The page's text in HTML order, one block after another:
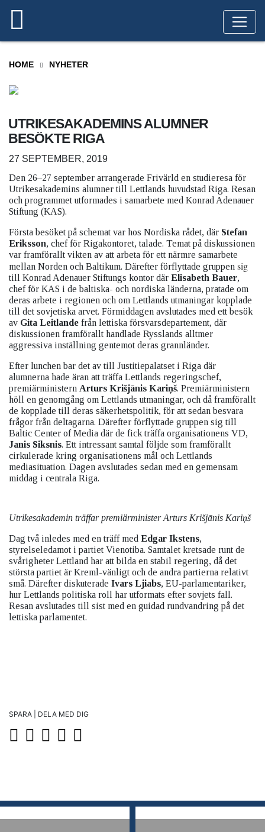
HOME NYHETER
UTRIKESAKADEMINS ALUMNER
BESÖKTE RIGA
27 SEPTEMBER, 2019
Den 26–27 september arrangerade Frivärld en studieresa för
Utrikesakademins alumner till Lettlands huvudstad Riga. Resan
och programmet utformades i samarbete med Konrad Adenauer
Stiftung (KAS).
Första besöket på schemat var hos Nordiska rådet, där Stefan
Eriksson, chef för Rigakontoret, talade. Temat på diskussionen
var framförallt vikten av att arbeta för ett närmre samarbete
mellan Norden och Baltikum. Därefter förflyttade gruppen sig
till Konrad Adenauer Stiftungs kontor där Elisabeth Bauer,
chef för KAS i de baltiska- och nordiska länderna, pratade om
deras arbete i regionen och om Lettlands utmaningar kopplade
till det sovjetiska arvet. Förmiddagen avslutades med ett besök
av Gita Leitlande från lettiska försvarsdepartement, där
diskussionen framförallt handlade Rysslands alltmer
aggressiva inställning gentemot deras grannländer.
Efter lunchen bar det av till Justitiepalatset i Riga där
alumnerna hade äran att träffa Lettlands regeringschef,
premiärministern Arturs Krišjānis Kariņš. Premiärministern
höll en genomgång om Lettlands utmaningar, och då framförallt
de kopplade till deras säkerhetspolitik, för att sedan besvara
frågor från deltagarna. Därefter förflyttade gruppen sig till
Baltic Center of Media där de fick träffa organisationens VD,
Janis Siksnis. Ett intressant samtal följde som framförallt
cirkulerade kring organisationens mål och Lettlands
mediasituation. Dagen avslutades sedan med en gemensam
middag i centrala Riga.
Utrikesakademin träffar premiärminister Arturs Krišjānis Kariņš
Dag två inledes med en träff med Edgar Ikstens,
styrelseledamot i partiet Vienotiba. Samtalet kretsade runt de
svårigheter Lettland har att bilda en stabil regering, då det
största partiet är Kreml-vänligt och de andra partierna relativt
små. Därefter diskuterade Ivars Ljiabs, EU-parlamentariker,
hur Lettlands politiska roll har utformats efter sovjets fall.
Resan avslutades till sist med en guidad rundvandring på det
lettiska parlamentet.
SPARA | DELA MED DIG